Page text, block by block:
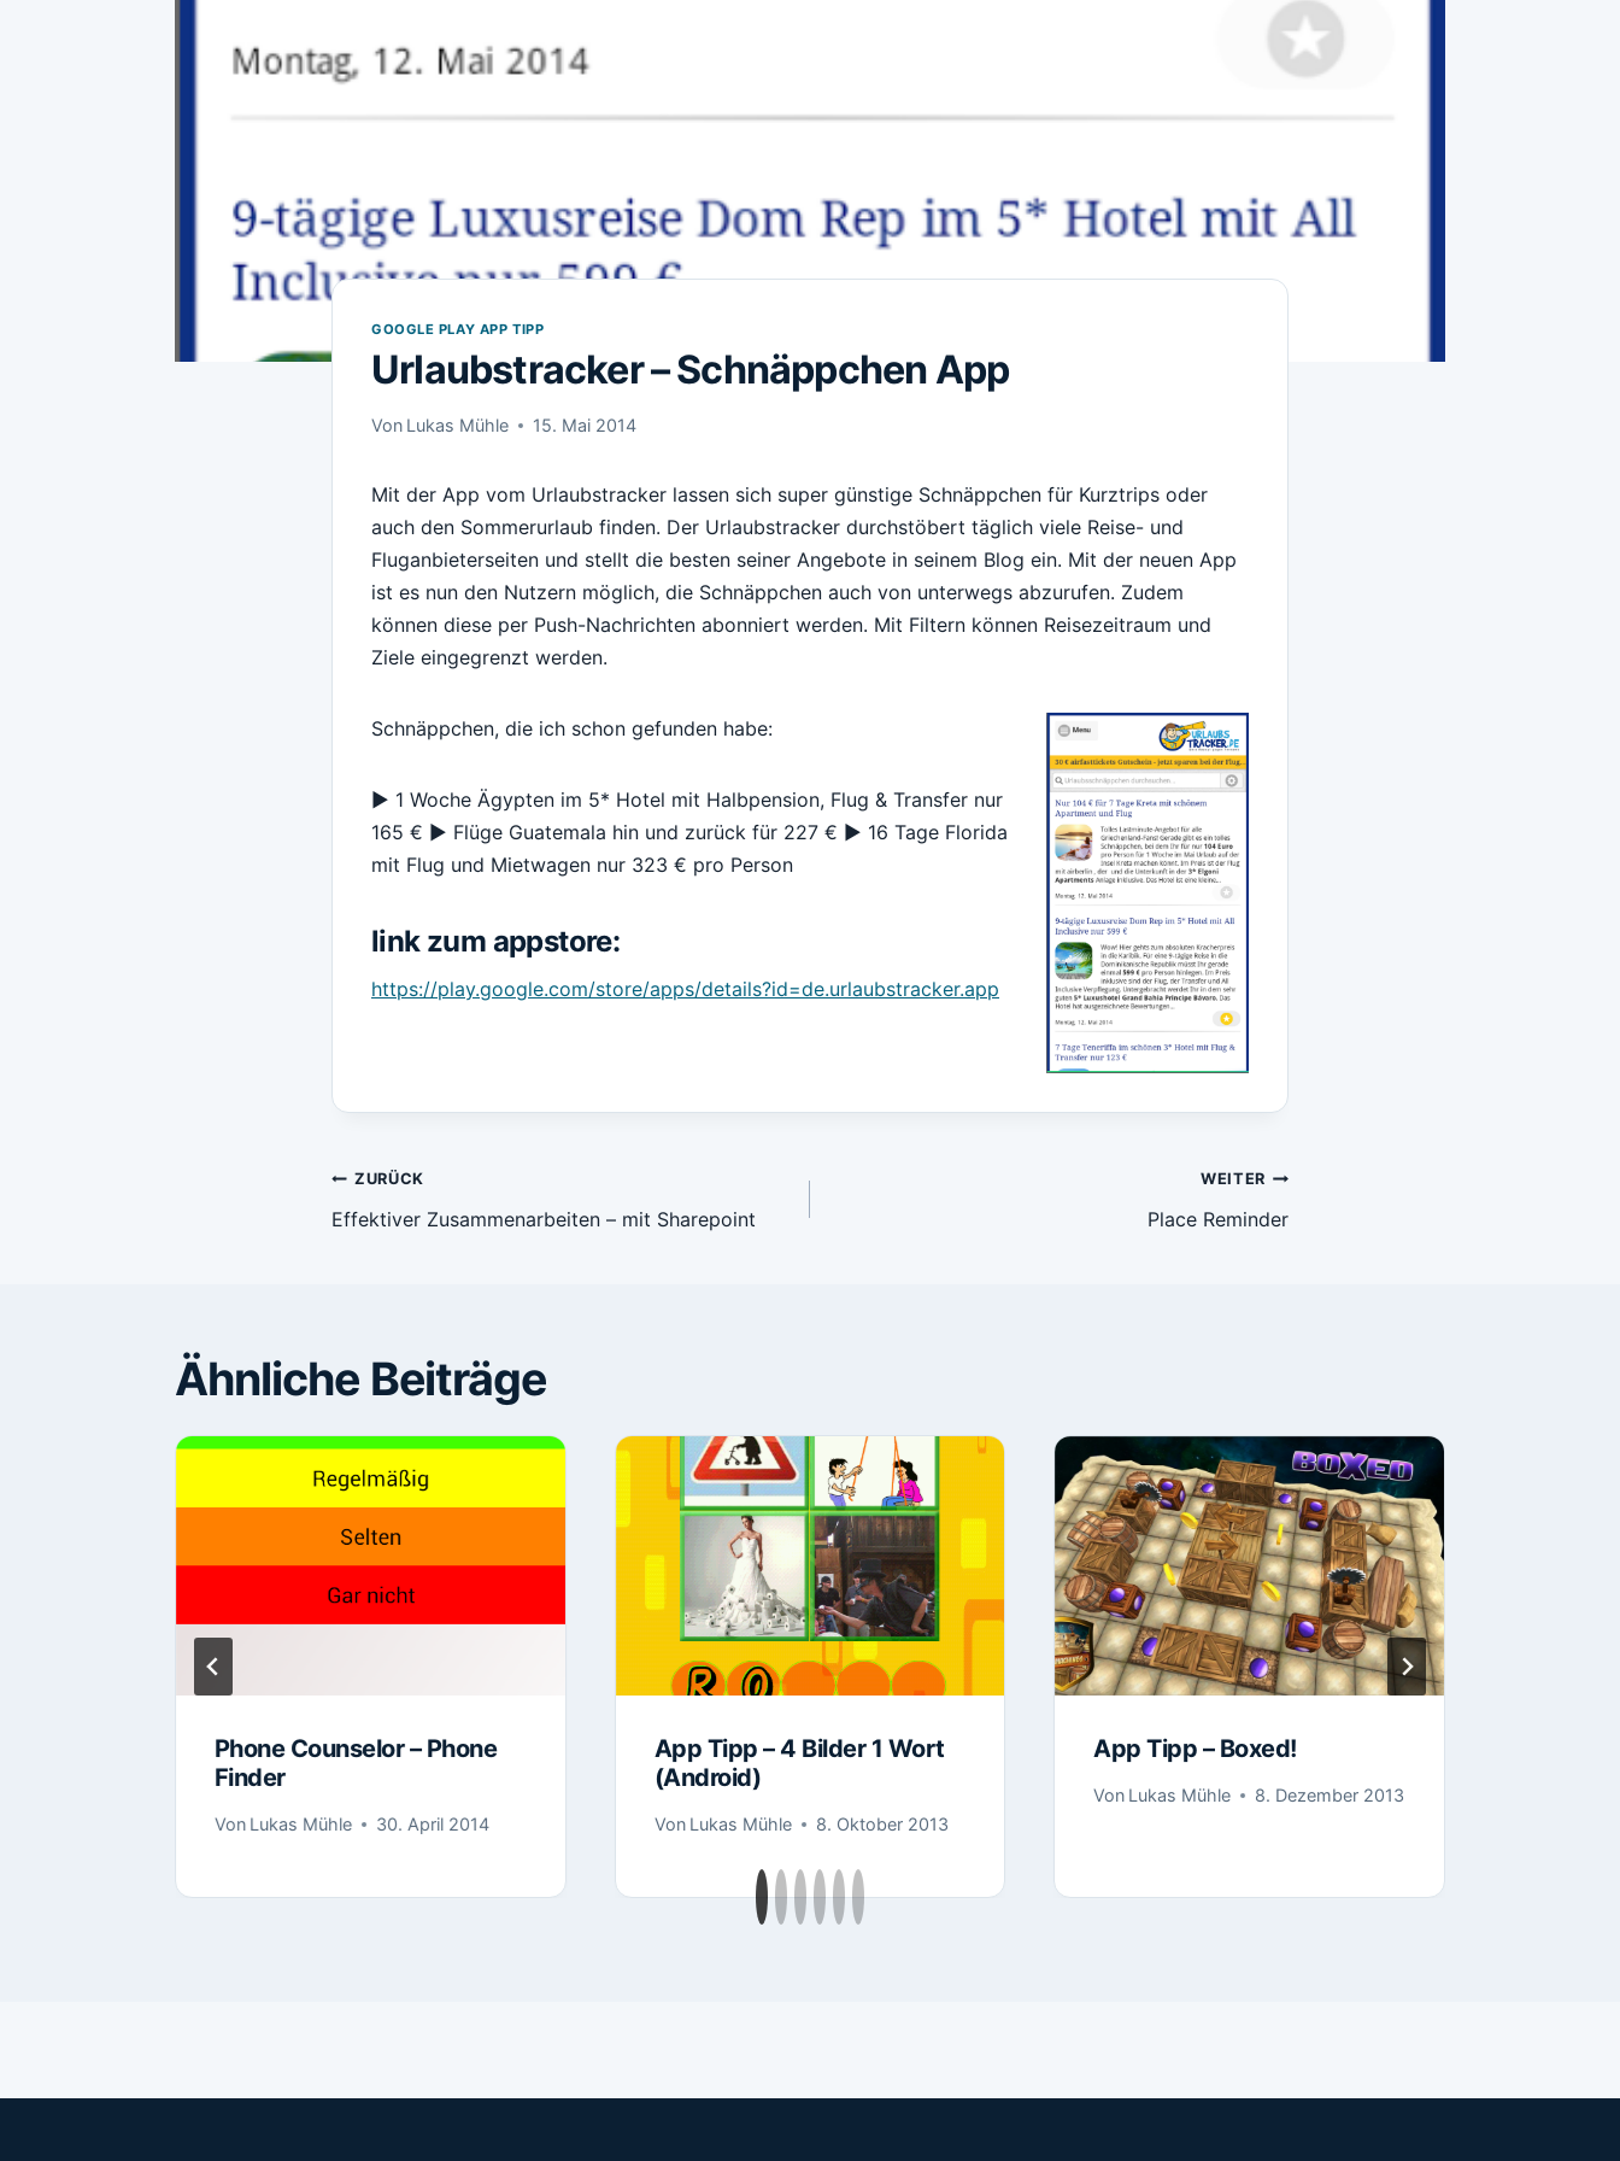
GOOGLE PLAY APP TIPP
Urlaubstracker – Schnäppchen App
Von Lukas Mühle 15. Mai 2014
Mit der App vom Urlaubstracker lassen sich super günstige Schnäppchen für Kurztrips oder
auch den Sommerurlaub finden. Der Urlaubstracker durchstöbert täglich viele Reise- und
Fluganbieterseiten und stellt die besten seiner Angebote in seinem Blog ein. Mit der neuen App
ist es nun den Nutzern möglich, die Schnäppchen auch von unterwegs abzurufen. Zudem
können diese per Push-Nachrichten abonniert werden. Mit Filtern können Reisezeitraum und
Ziele eingegrenzt werden.
Schnäppchen, die ich schon gefunden habe:
► 1 Woche Ägypten im 5* Hotel mit Halbpension, Flug & Transfer nur
165 € ► Flüge Guatemala hin und zurück für 227 € ► 16 Tage Florida
mit Flug und Mietwagen nur 323 € pro Person
link zum appstore:
https://play.google.com/store/apps/details?id=de.urlaubstracker.app
Beitragsnavigation
ZURÜCK
Effektiver Zusammenarbeiten – mit Sharepoint
WEITER
Place Reminder
Ähnliche Beiträge
Phone Counselor – Phone
Finder
Von Lukas Mühle 30. April 2014
App Tipp – 4 Bilder 1 Wort
(Android)
Von Lukas Mühle 8. Oktober 2013
App Tipp – Boxed!
Von Lukas Mühle 8. Dezember 2013